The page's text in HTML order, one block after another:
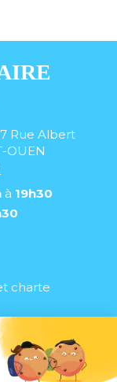
Rue Albert
OUEN
à 19h30
charte